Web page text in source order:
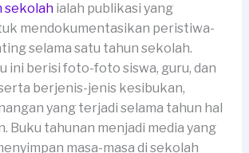
sekolahialah publikasi yang
mendokumentasikan peristiwa-
selama satu tahun sekolah.
ini berisi foto-foto siswa, guru, dan
berjenis-jenis kesibukan,
yang terjadi selama tahun hal
Buku tahunan menjadi media yang
masa-masa di sekolah